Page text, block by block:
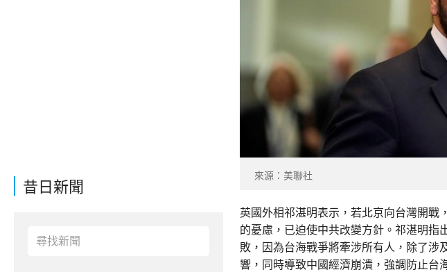
昔日新聞
來源：美聯社
英國外相祁湛明表示，若北京向台灣開戰
的憂慮，已迫使中共改變方針。祁湛明指
敗，因為台海戰爭將牽涉所有人，除了涉
響，同時導致中國經濟崩潰，強調防止台